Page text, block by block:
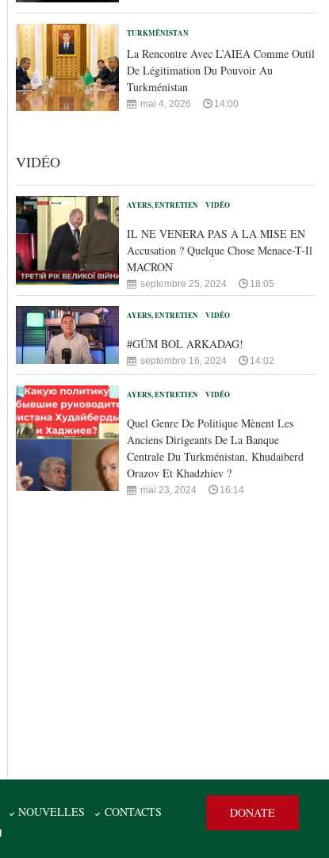
TURKMÉNISTAN
La Rencontre Avec L’AIEA Comme Outil
De Légitimation Du Pouvoir Au
Turkménistan
mai 4, 2026 14:00
VIDÉO
AYERS, ENTRETIEN VIDÉO
IL NE VENERA PAS À LA MISE EN
Accusation ? Quelque Chose Menace-T-Il
MACRON
septembre 25, 2024 18:05
AYERS, ENTRETIEN VIDÉO
#GÜM BOL ARKADAG!
septembre 16, 2024 14:02
AYERS, ENTRETIEN VIDÉO
Quel Genre De Politique Mènent Les
Anciens Dirigeants De La Banque
Centrale Du Turkménistan, Khudaiberd
Orazov Et Khadzhiev ?
mai 23, 2024 16:14
NOUVELLES CONTACTS DONATE